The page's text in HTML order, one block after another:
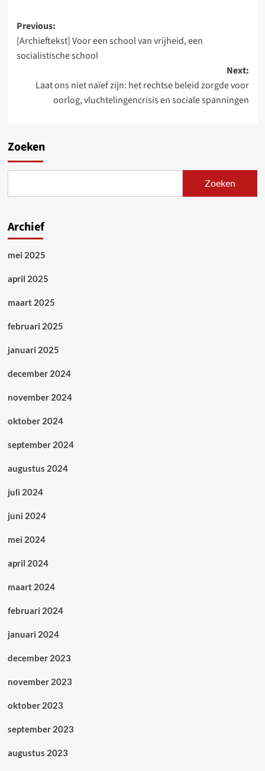
Post
navigation
Previous:
[Archieftekst] Voor een school van vrijheid, een
socialistische school
Next:
Laat ons niet naïef zijn: het rechtse beleid zorgde voor
oorlog, vluchtelingencrisis en sociale spanningen
Zoeken
Zoeken
Archief
mei 2025
april 2025
maart 2025
februari 2025
januari 2025
december 2024
november 2024
oktober 2024
september 2024
augustus 2024
juli 2024
juni 2024
mei 2024
april 2024
maart 2024
februari 2024
januari 2024
december 2023
november 2023
oktober 2023
september 2023
augustus 2023